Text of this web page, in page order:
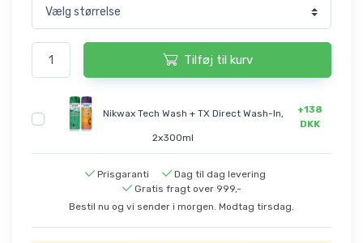
Tilføj til kurv
Nikwax Tech Wash + TX Direct Wash-In,
2x300ml
+138
DKK
Prisgaranti
Dag til dag levering
Gratis fragt over 999,-
Bestil nu og vi sender i morgen. Modtag tirsdag.